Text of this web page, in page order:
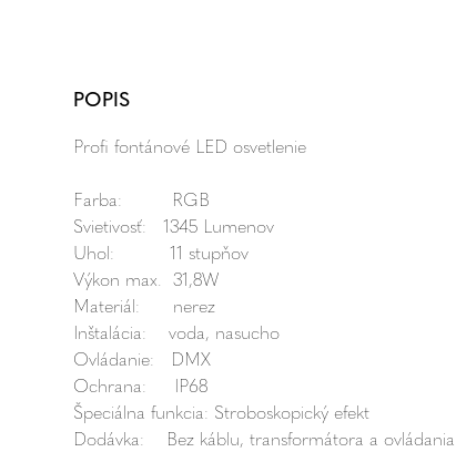
POPIS
Profi fontánové LED osvetlenie
Farba: RGB
Svietivosť: 1345 Lumenov
Uhol: 11 stupňov
Výkon max. 31,8W
Materiál: nerez
Inštalácia: voda, nasucho
Ovládanie: DMX
Ochrana: IP68
Špeciálna funkcia: Stroboskopický efekt
Dodávka: Bez káblu, transformátora a ovládania